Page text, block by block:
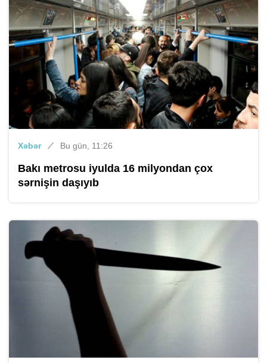
Xəbər Bu gün, 11:26
Bakı metrosu iyulda 16 milyondan çox
sərnişin daşıyıb